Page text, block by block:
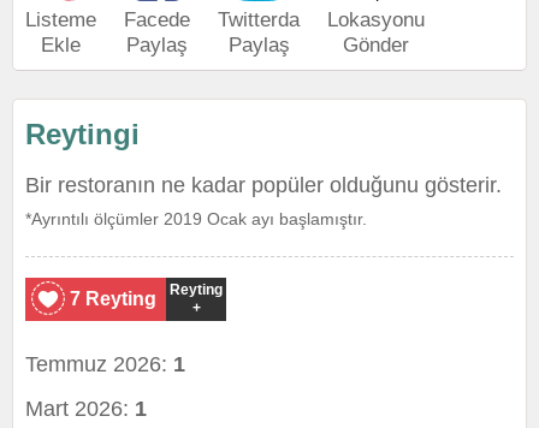
Listeme
Ekle
Facede
Paylaş
Twitterda
Paylaş
Lokasyonu
Gönder
Reytingi
Bir restoranın ne kadar popüler olduğunu gösterir.
*Ayrıntılı ölçümler 2019 Ocak ayı başlamıştır.
7 Reyting
Reyting
+
Temmuz 2026: 1
Mart 2026: 1